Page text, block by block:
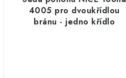
4005 pro dvoukřídlou
bránu - jedno křídlo